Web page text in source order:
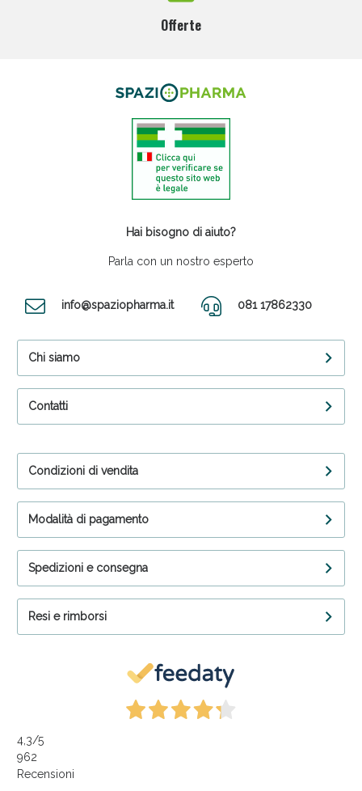
Offerte
Hai bisogno di aiuto?
Parla con un nostro esperto
info@spaziopharma.it 081 17862330
Chi siamo
Contatti
Condizioni di vendita
Modalità di pagamento
Spedizioni e consegna
Resi e rimborsi
4,3/5
962
Recensioni